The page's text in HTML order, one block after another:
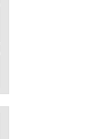
אם אתם כבר
מהעניין